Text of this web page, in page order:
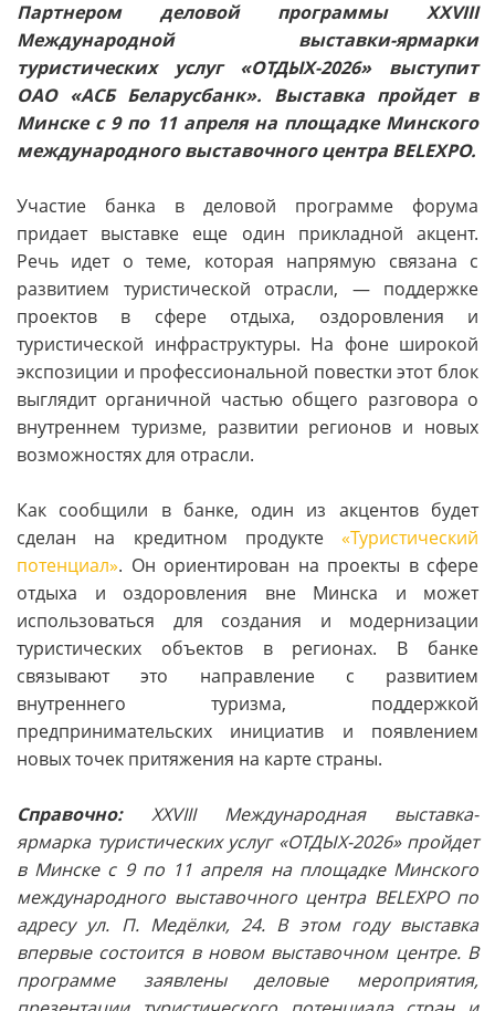
Партнером деловой программы XXVIII
Международной выставки-ярмарки
туристических услуг «ОТДЫХ-2026» выступит
ОАО «АСБ Беларусбанк». Выставка пройдет в
Минске с 9 по 11 апреля на площадке Минского
международного выставочного центра BELEXPO.
Участие банка в деловой программе форума
придает выставке еще один прикладной акцент.
Речь идет о теме, которая напрямую связана с
развитием туристической отрасли, — поддержке
проектов в сфере отдыха, оздоровления и
туристической инфраструктуры. На фоне широкой
экспозиции и профессиональной повестки этот блок
выглядит органичной частью общего разговора о
внутреннем туризме, развитии регионов и новых
возможностях для отрасли.
Как сообщили в банке, один из акцентов будет
сделан на кредитном продукте «Туристический
потенциал». Он ориентирован на проекты в сфере
отдыха и оздоровления вне Минска и может
использоваться для создания и модернизации
туристических объектов в регионах. В банке
связывают это направление с развитием
внутреннего туризма, поддержкой
предпринимательских инициатив и появлением
новых точек притяжения на карте страны.
Справочно:
XXVIII Международная выставка-
ярмарка туристических услуг «ОТДЫХ-2026» пройдет
в Минске с 9 по 11 апреля на площадке Минского
международного выставочного центра BELEXPO по
адресу ул. П. Медёлки, 24. В этом году выставка
впервые состоится в новом выставочном центре. В
программе заявлены деловые мероприятия,